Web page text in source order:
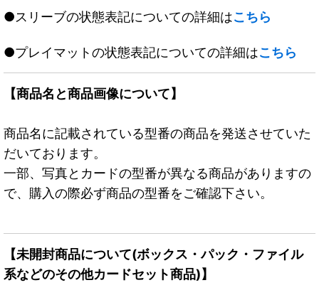
●スリーブの状態表記についての詳細はこちら
●プレイマットの状態表記についての詳細はこちら
【商品名と商品画像について】
商品名に記載されている型番の商品を発送させていた
だいております。
一部、写真とカードの型番が異なる商品がありますの
で、購入の際必ず商品の型番をご確認下さい。
【未開封商品について(ボックス・パック・ファイル
系などのその他カードセット商品)】